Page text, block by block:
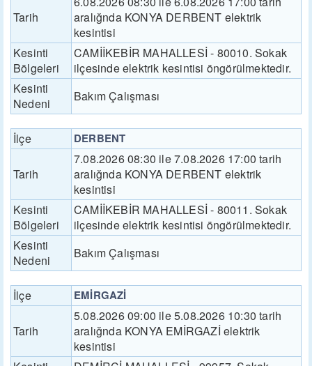
Tarih
aralığnda KONYA DERBENT elektrik
kesintisi
Kesinti
Bölgeleri
CAMİİKEBİR MAHALLESİ - 80010. Sokak
ilçesinde elektrik kesintisi öngörülmektedir.
Kesinti
Nedeni
Bakım Çalışması
İlçe DERBENT
Tarih
7.08.2026 08:30 ile 7.08.2026 17:00 tarih
aralığnda KONYA DERBENT elektrik
kesintisi
Kesinti
Bölgeleri
CAMİİKEBİR MAHALLESİ - 80011. Sokak
ilçesinde elektrik kesintisi öngörülmektedir.
Kesinti
Nedeni
Bakım Çalışması
İlçe EMİRGAZİ
Tarih
5.08.2026 09:00 ile 5.08.2026 10:30 tarih
aralığnda KONYA EMİRGAZİ elektrik
kesintisi